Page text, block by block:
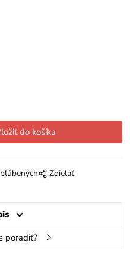
Zdielať
poradiť?